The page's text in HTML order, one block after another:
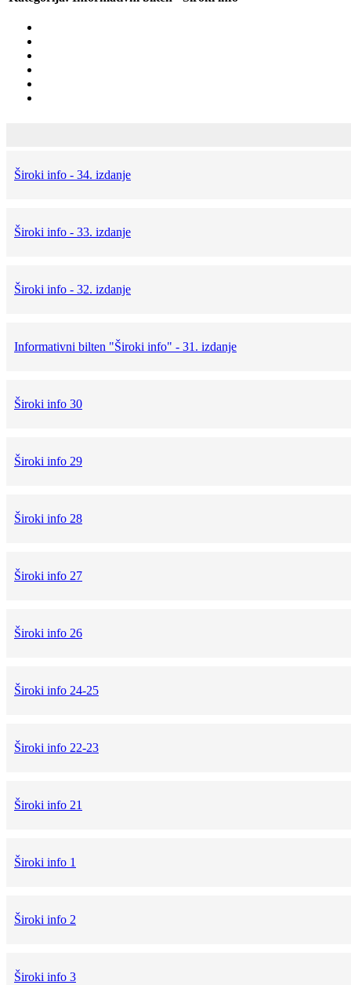
Široki info - 34. izdanje
Široki info - 33. izdanje
Široki info - 32. izdanje
Informativni bilten "Široki info" - 31. izdanje
Široki info 30
Široki info 29
Široki info 28
Široki info 27
Široki info 26
Široki info 24-25
Široki info 22-23
Široki info 21
Široki info 1
Široki info 2
Široki info 3